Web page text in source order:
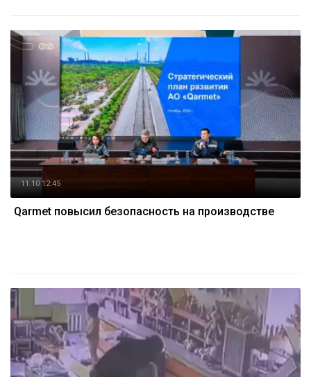
11.10 12:45
Qarmet повысил безопасность на производстве